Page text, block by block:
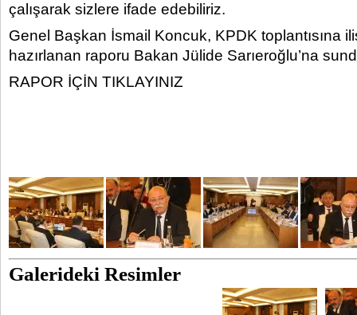
çalışarak sizlere ifade edebiliriz.
Genel Başkan İsmail Koncuk, KPDK toplantısına
hazırlanan raporu Bakan Jülide Sarıeroğlu’na
RAPOR İÇİN TIKLAYINIZ
Galerideki Resimler